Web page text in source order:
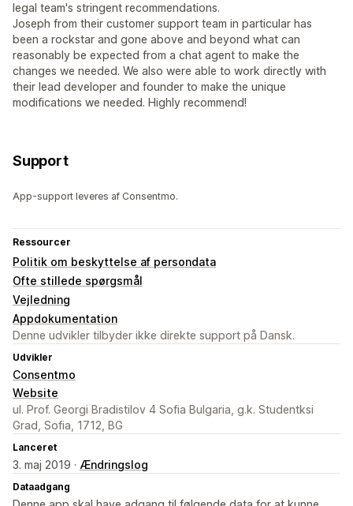
legal team's stringent recommendations.
Joseph from their customer support team in particular has
been a rockstar and gone above and beyond what can
reasonably be expected from a chat agent to make the
changes we needed. We also were able to work directly with
their lead developer and founder to make the unique
modifications we needed. Highly recommend!
Support
App-support leveres af Consentmo.
Ressourcer
Politik om beskyttelse af persondata
Ofte stillede spørgsmål
Vejledning
Appdokumentation
Denne udvikler tilbyder ikke direkte support på Dansk.
Udvikler
Consentmo
Website
ul. Prof. Georgi Bradistilov 4 Sofia Bulgaria, g.k. Studentksi
Grad, Sofia, 1712, BG
Lanceret
3. maj 2019 · Ændringslog
Dataadgang